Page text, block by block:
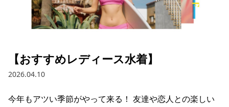
【おすすめレディース水着】
2026.04.10
今年もアツい季節がやって来る！ 友達や恋人との楽しい